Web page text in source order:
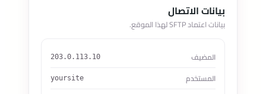
بيانات الاتصال
بيانات اعتماد SFTP لهذا الموقع.
المضيف 203.0.113.10
المستخدم yoursite